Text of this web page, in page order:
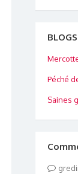
Péché
Saines